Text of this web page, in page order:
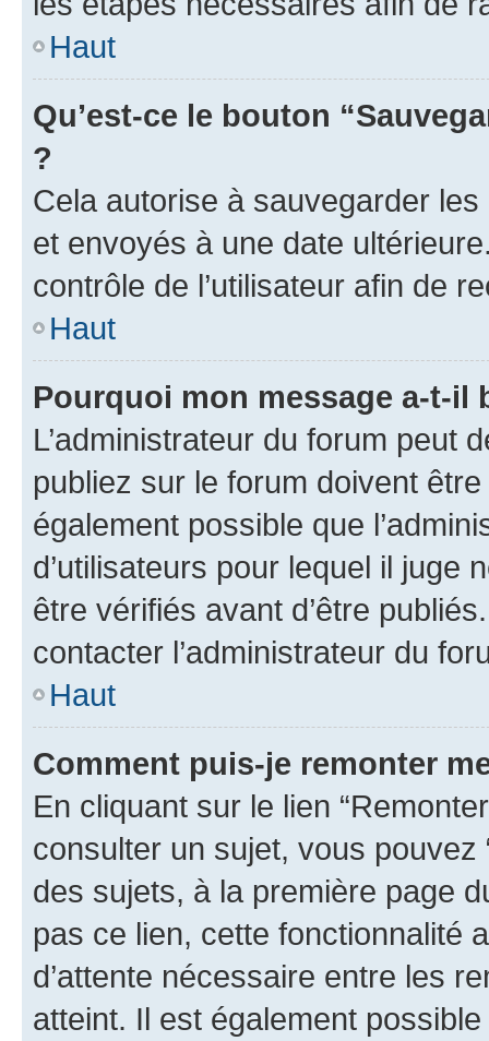
Haut
Qu’est-ce le bouton
?
Cela autorise à sauvegarder
et envoyés à une date
contrôle de l’utilisateur afin de
Haut
Pourquoi mon message a-t-il
L’administrateur du forum peut
publiez sur le forum doivent
également possible que
d’utilisateurs pour lequel il juge
être vérifiés avant d’être
contacter l’administrateur du
Haut
Comment puis-je remonter
En cliquant sur le lien
consulter un sujet, vous pouvez
des sujets, à la première page
pas ce lien, cette fonctionnalité
d’attente nécessaire entre les
atteint. Il est également